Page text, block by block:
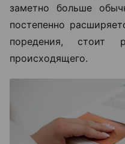
заметно больше
постепенно
поредения, стоит
происходящего.